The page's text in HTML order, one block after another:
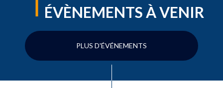
ÉVÈNEMENTS À VENIR
PLUS D'ÉVÉNEMENTS